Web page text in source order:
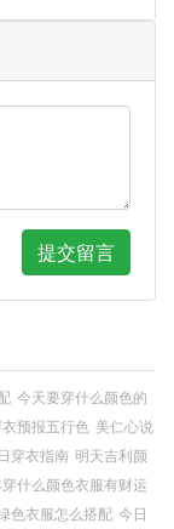
提交留言
今天要穿什么颜色的
衣预报五行色 美仁心说
穿衣指南 明天吉利颜
什么颜色衣服有财运
色衣服怎么搭配 今日